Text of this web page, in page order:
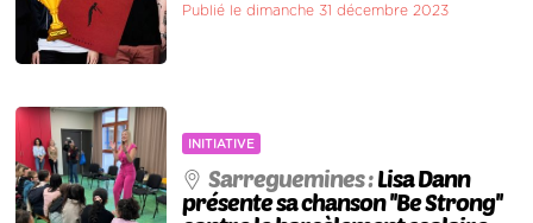
Publié le dimanche 31 décembre 2023
INITIATIVE
Sarreguemines :Lisa Dann
présente sa chanson ''Be Strong''